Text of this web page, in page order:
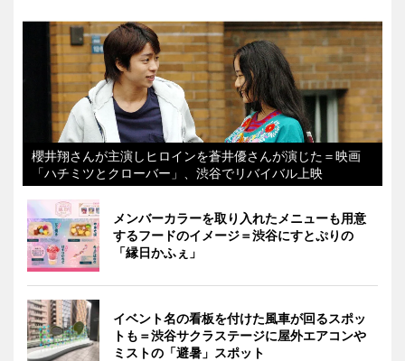
櫻井翔さんが主演しヒロインを蒼井優さんが演じた＝映画
「ハチミツとクローバー」、渋谷でリバイバル上映
メンバーカラーを取り入れたメニューも用意
するフードのイメージ＝渋谷にすとぷりの
「縁日かふぇ」
イベント名の看板を付けた風車が回るスポッ
トも＝渋谷サクラステージに屋外エアコンや
ミストの「避暑」スポット